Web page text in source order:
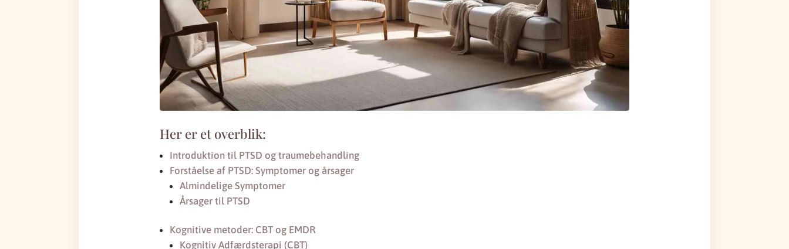
Her er et overblik:
Introduktion til PTSD og traumebehandling
Forståelse af PTSD: Symptomer og årsager
Almindelige Symptomer
Årsager til PTSD
Kognitive metoder: CBT og EMDR
Kognitiv Adfærdsterapi (CBT)